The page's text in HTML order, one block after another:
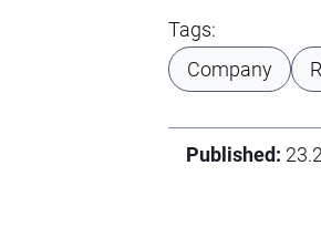
Tags:
Company
Published: